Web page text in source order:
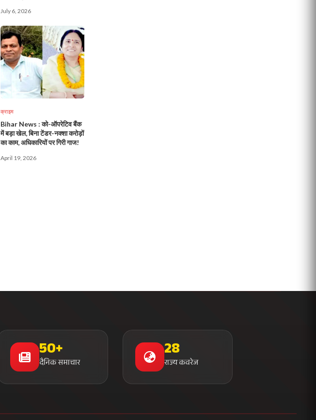
July 6, 2026
क्राइम
Bihar News : को-ऑपरेटिव बैंक
में बड़ा खेल, बिना टेंडर-नक्शा करोड़ों
का काम, अधिकारियों पर गिरी गाज!
April 19, 2026
50+
दैनिक समाचार
28
राज्य कवरेज